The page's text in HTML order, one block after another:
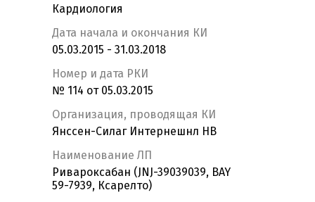
Кардиология
Дата начала и окончания КИ
05.03.2015 - 31.03.2018
Номер и дата РКИ
№ 114 от 05.03.2015
Организация, проводящая КИ
Янссен-Силаг Интернешнл НВ
Наименование ЛП
Ривароксабан (JNJ-39039039, BAY
59-7939, Ксарелто)